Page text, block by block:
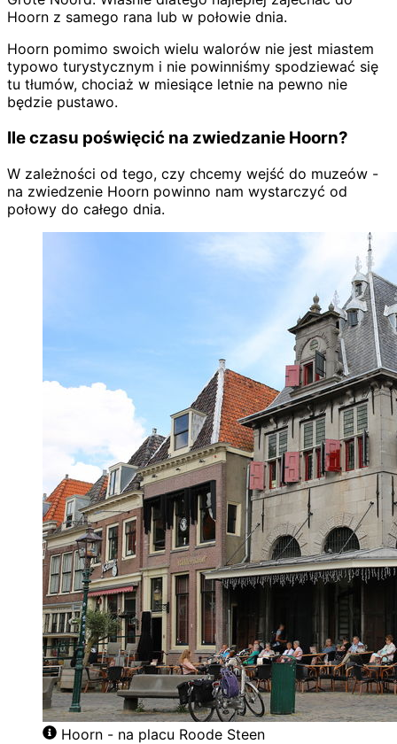
Hoorn z samego rana lub w połowie dnia.
Hoorn pomimo swoich wielu walorów nie jest miastem
typowo turystycznym i nie powinniśmy spodziewać się
tu tłumów, chociaż w miesiące letnie na pewno nie
będzie pustawo.
Ile czasu poświęcić na zwiedzanie Hoorn?
W zależności od tego, czy chcemy wejść do muzeów -
na zwiedzenie Hoorn powinno nam wystarczyć od
połowy do całego dnia.
Hoorn - na placu Roode Steen